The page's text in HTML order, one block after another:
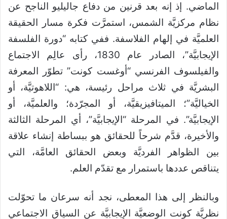
الماضي. إذ إنه بعد قرنين من دفاع جاليليو الناجح عن
نظام مركزيَّة الشمس، استمرَّت فكرة مسار الحقيقة
العلميَّة في إلهام الفلاسفة. ففي كتابه “دورة الفلسفة
الإيجابيَّة”، الصادر عام 1830، رأى عالِم الاجتماع
والفيلسوف الفرنسي “أوغست كونت” تطوّر المعرفة
البشريَّة في ثلاث مراحل رئيسة، هي: “اللاهوتيَّة، أو
الخياليَّة”؛ الميتافيزيقيَّة، أو المجرّدة؛ والعلميَّة، أو
الإيجابيَّة”. في المرحلة “الإيجابيَّة”، أي المرحلة الثالثة
والأخيرة، قدَّم شرحاً للحقائق هو ببساطة إنشاء علاقة
بين الظواهر الفرديَّة وبعض الحقائق العامَّة، التي
يتناقص عددها باستمرار مع تقدّم العلم.
وبالنظر إلى هذا المعطى، نجد أنه سرعان ما تحوّلت
نظريَّة كونت الوضعيَّة الإيجابيَّة عن السياق الاجتماعي